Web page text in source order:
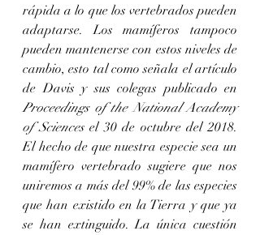
rápida a lo que los vertebrados pueden
adaptarse. Los mamíferos tampoco
pueden mantenerse con estos niveles de
cambio, esto tal como señala el artículo
Proceedings of the National Academy
of Sciences el 30 de octubre del 2018.
El hecho de que nuestra especie sea un
mamífero vertebrado sugiere que nos
uniremos a más del 99% de las especies
que han existido en la Tierra y que ya
se han extinguido. La única cuestión